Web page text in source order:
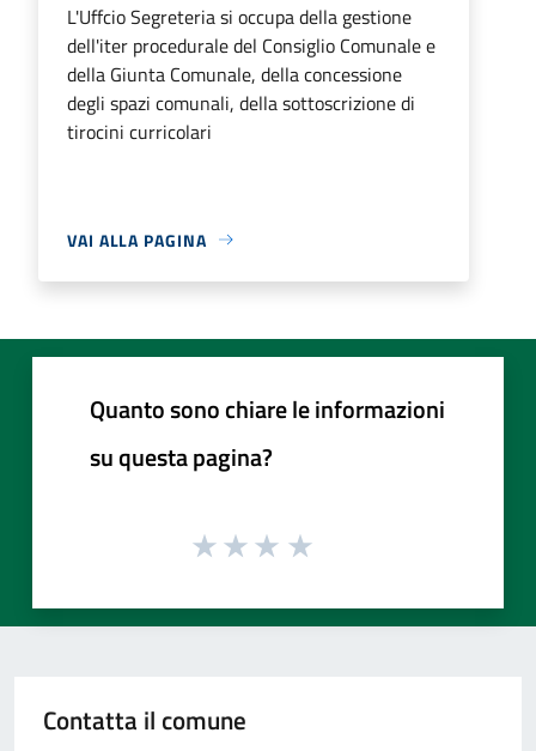
L'Uffcio Segreteria si occupa della gestione
dell'iter procedurale del Consiglio Comunale e
della Giunta Comunale, della concessione
degli spazi comunali, della sottoscrizione di
tirocini curricolari
VAI ALLA PAGINA
Quanto sono chiare le informazioni
su questa pagina?
Contatta il comune